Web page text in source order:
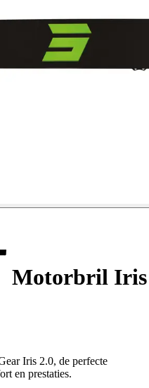
Motorbril Iris
Iris 2.0, de perfecte
en prestaties.